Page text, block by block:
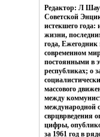
Редактор: Л
Советской
истекшего
жизни,
года,
современном
постоянными в
республиках; о
массового
между
международной
сврцврведения
цифры,
за 1961 год в